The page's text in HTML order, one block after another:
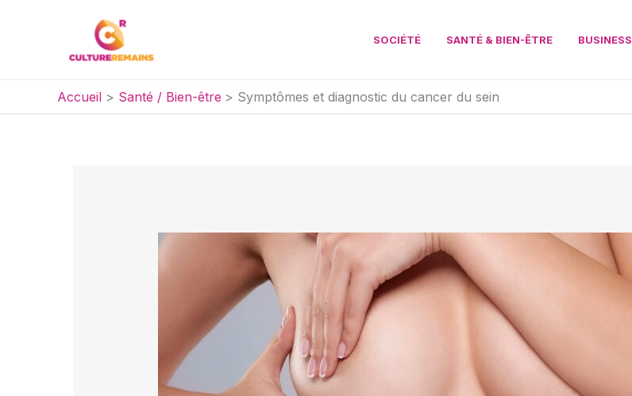
SOCIÉTÉ SANTÉ & BIEN-ÊTRE BUSINESS
Accueil Santé / Bien-être Symptômes et diagnostic du cancer du sein